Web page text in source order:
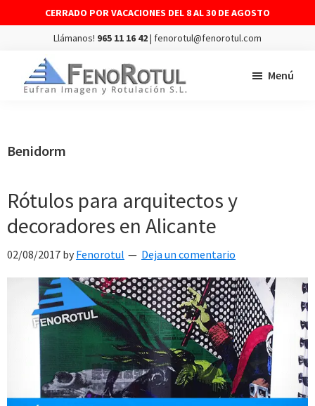
CERRADO POR VACACIONES DEL 8 AL 30 DE AGOSTO
Llámanos! 965 11 16 42| fenorotul@fenorotul.com
páginamontaje
rótulos
y
vinilos
Menú
Benidorm
Rótulos para arquitectos y
decoradores en Alicante
02/08/2017 by Fenorotul Deja un comentario